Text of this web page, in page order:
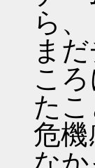
ら、
ま
こ
たこ
危